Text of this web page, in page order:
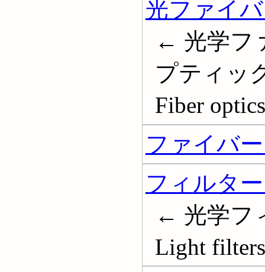
光ファイ
← 光学フ
プティッ
Fiber optics
ファイバ
フィルタ
← 光学フ
Light filters